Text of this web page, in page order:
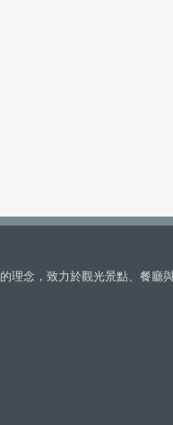
理念，致力於觀光景點、餐廳